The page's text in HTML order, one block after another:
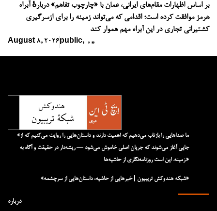
بر اساس اظهارات مقام‌های ایرانی، عمان با «چارچوب تفاهم» دربارهٔ آبراه
هرمز موافقت کرده است؛ اقدامی که می‌تواند زمینه را برای ازسرگیری
کشتیرانی تجاری در این آبراه مهم هموار کند
August 8, 2026 public, ,,,
درباره
«ما صداهایی را بازتاب می‌دهیم که اهمیت دارند و داستان‌هایی را روایت می‌کنیم که از
جایی آغاز می‌شوند که جریان اصلی خاموش می‌شود — ریشه‌دار در حقیقت و آگاه به
زمینه. این است روزنامه‌نگاری از حاشیه‌ها.»
«شبکه هند‌و‌کش تریبیون | خبرهایی از حاشیه، داستان‌هایی از سرچشمه»